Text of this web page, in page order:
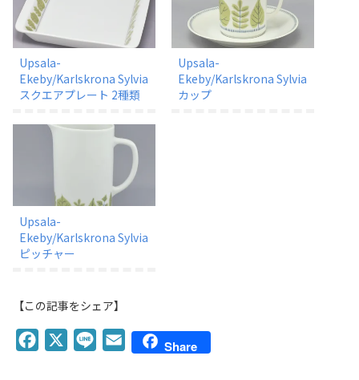
Upsala-
Ekeby/Karlskrona Sylvia
スクエアプレート 2種類
Upsala-
Ekeby/Karlskrona Sylvia
カップ
Upsala-
Ekeby/Karlskrona Sylvia
ピッチャー
【この記事をシェア】
E
Share